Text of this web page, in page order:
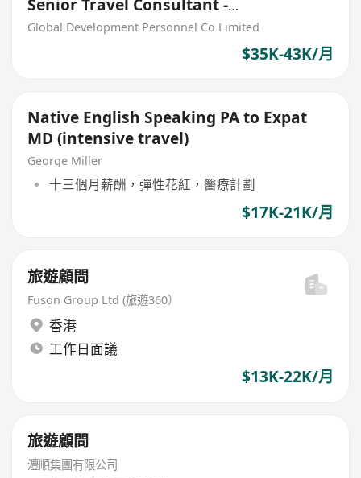
Senior Travel Consultant -
CRUISE HKD33,000 - 40,000
Global Development Personnel Co Limited
$35K-43K/月
Native English Speaking PA to Expat
MD (intensive travel)
George Miller
十三個月薪酬，彈性花紅，醫療計劃
$17K-21K/月
旅遊顧問
Fuson Group Ltd (旅遊360）
香港
工作日面議
$13K-22K/月
旅遊顧問
澧順集團有限公司